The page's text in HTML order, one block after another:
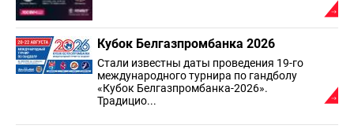
Кубок Белгазпромбанка 2026
Стали известны даты проведения 19-го
международного турнира по гандболу
«Кубок Белгазпромбанка-2026».
Традицио...